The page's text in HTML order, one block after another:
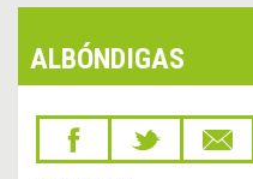
ALBÓNDIGAS